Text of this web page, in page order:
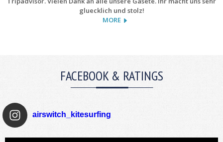
gluecklich und stolz!
MORE
FACEBOOK & RATINGS
airswitch_kitesurfing